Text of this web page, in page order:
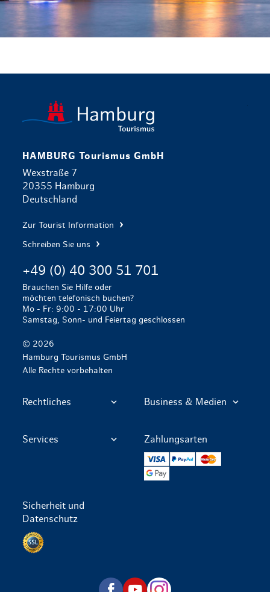
HAMBURG Tourismus GmbH
Wexstraße 7
20355 Hamburg
Deutschland
Zur Tourist Information
Schreiben Sie uns
+49 (0) 40 300 51 701
Brauchen Sie Hilfe oder
möchten telefonisch buchen?
Mo - Fr: 9:00 - 17:00 Uhr
Samstag, Sonn- und Feiertag geschlossen
© 2026
Hamburg Tourismus GmbH
Alle Rechte vorbehalten
Rechtliches Business & Medien
Services Zahlungsarten
VISA PayPal
Sicherheit und
Datenschutz